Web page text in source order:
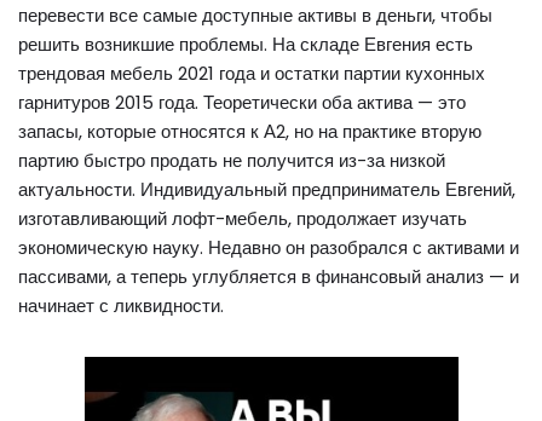
перевести все самые доступные активы в деньги, чтобы
решить возникшие проблемы. На складе Евгения есть
трендовая мебель 2021 года и остатки партии кухонных
гарнитуров 2015 года. Теоретически оба актива — это
запасы, которые относятся к А2, но на практике вторую
партию быстро продать не получится из-за низкой
актуальности. Индивидуальный предприниматель Евгений,
изготавливающий лофт-мебель, продолжает изучать
экономическую науку. Недавно он разобрался с активами и
пассивами, а теперь углубляется в финансовый анализ — и
начинает с ликвидности.